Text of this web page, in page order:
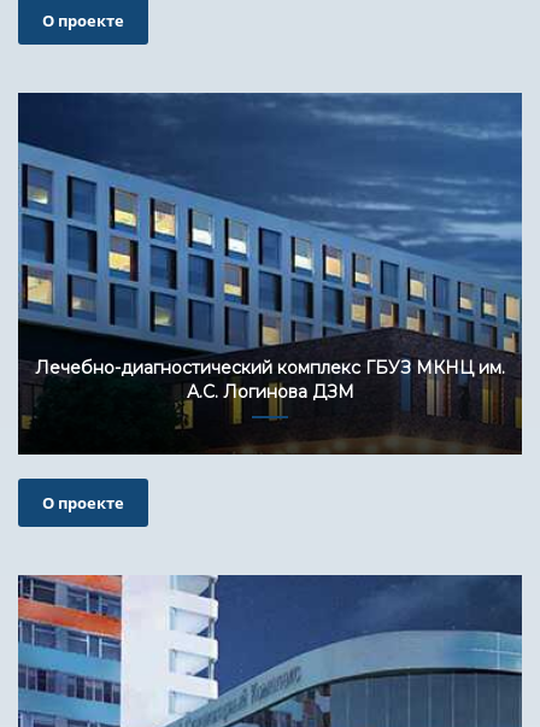
О проекте
Лечебно-диагностический комплекс ГБУЗ МКНЦ им.
А.С. Логинова ДЗМ
О проекте